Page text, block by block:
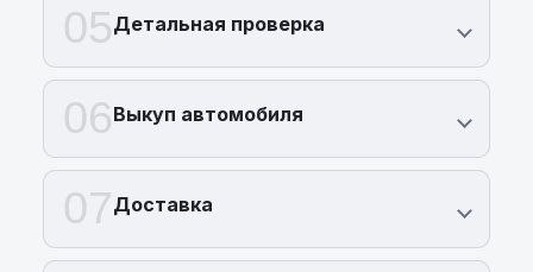
05Детальная проверка
06Выкуп автомобиля
07Доставка